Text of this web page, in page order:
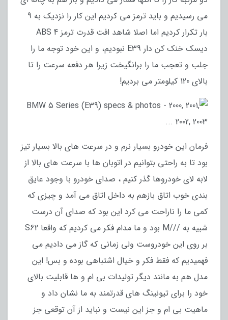
می رسیدیم و باید ترمز می کردیم این کار را نزدیک به 9
بار تکرار کردیم اما اصلا شاهد افت قدرت ترمز ABS 4
دیسک خنک کن دار E39 نبودیم، و این خود توجه ما را
جلب و تعجب ما را برانگیخت زیرا هر دفعه سرعت را تا
بالای 120 کیلومتر می بردیم!
فرمان این خودرو بسیار نرم و در سرعت های بالا بسیار تیز
بود تا به راحتی بتوانیم در اتوبان ها با سرعت های بالا از
لابه لای خودروها گذر کنیم ، صدای خودرو با وجود عایق
بندی خوب اتاق بازهم به داخل اتاق می آمد و چیزی که
کمی ما را ناراحت می کرد این بود که صدای آن درست
شبیه به ///M بود و ما مدام فکر می کردیم که واقعا S62
بر روی این خودروست ولی زمانی که گاز می دادیم می
فهمیدیم که فقط فکر و خیال اشتباهی بوده و بس! این
مدل هم به مانند دیگر تولیدات بی ام و ها قابلیت بالای
خود را برای تیونینگ های قدرتمند به ما نشان داد و
ماهیت بی ام و جز این نیست و نباید از آن توقعی جز